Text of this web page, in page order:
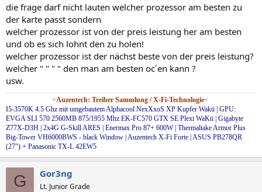
die frage darf nicht lauten welcher prozessor am besten zu
der karte passt sondern
welcher prozessor ist von der preis leistung her am besten
und ob es sich lohnt den zu holen!
welcher prozessor ist der nächst beste von der preis leistung?
welcher " " " " den man am besten oc´en kann ?
usw.
>Auzentech: Treiber Sammlung / X-Fi-Technologie<
I5-3570K 4.5 Ghz mit umgebautem Alphacool NexXxoS XP Kupfer Wakü | GPU:
EVGA SLI 570 2560MB 875/1955 Mhz EK-FC570 GTX SE Plexi WaKü | Gigabyte
Z77X-D3H | 2x4G G-Skill ARES | Enermax Pro 87+ 600W | Thermaltake Armor Plus
Big-Tower VH6000BWS - black Window | Auzentech X-Fi Forte | ASUS PB278QR
(27") + Panasonic TX-L 42EW5
G Gor3ng
Lt. Junior Grade